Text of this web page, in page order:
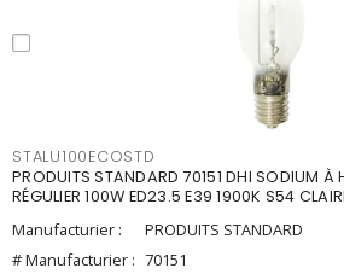
STALU100ECOSTD
PRODUITS STANDARD 70151 DHI SODIUM À
RÉGULIER 100W ED23.5 E39 1900K S54
Manufacturier :
PRODUITS STANDARD
# Manufacturier : 70151